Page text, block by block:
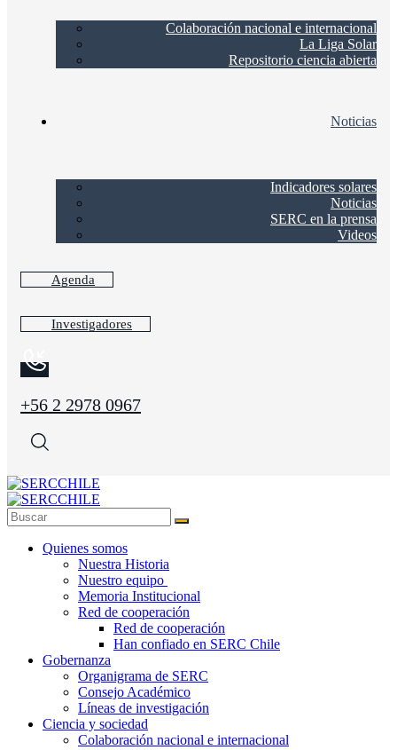
Colaboración nacional e internacional
La Liga Solar
Repositorio ciencia abierta
Noticias
Indicadores solares
Noticias
SERC en la prensa
Videos
Agenda
Investigadores
+56 2 2978 0967
Quienes somos
Nuestra Historia
Nuestro equipo
Memoria Institucional
Red de cooperación
Red de cooperación
Han confiado en SERC Chile
Gobernanza
Organigrama de SERC
Consejo Académico
Líneas de investigación
Ciencia y sociedad
Colaboración nacional e internacional